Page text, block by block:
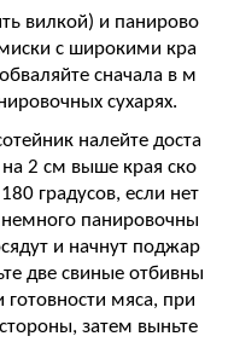
вилкой) и панирово
с широкими кра
сначала в м
сухарях.
налейте доста
2 см выше края ско
градусов, если нет
панировочны
и начнут поджар
две свиные отбивны
готовности мяса, при
затем выньте